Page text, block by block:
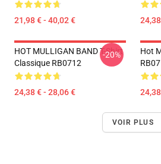
21,98 € - 40,02 €
HOT MULLIGAN BAND T-Shirt
Classique RB0712
24,38 € - 28,06 €
-20%
Hot
VOIR PLUS